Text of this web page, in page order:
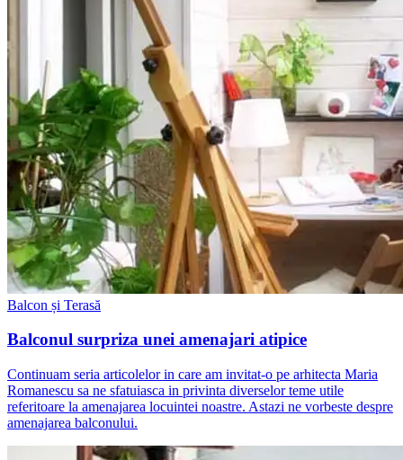
Balcon și Terasă
Balconul surpriza unei amenajari atipice
Continuam seria articolelor in care am invitat-o pe arhitecta Maria
Romanescu sa ne sfatuiasca in privinta diverselor teme utile
referitoare la amenajarea locuintei noastre. Astazi ne vorbeste despre
amenajarea balconului.